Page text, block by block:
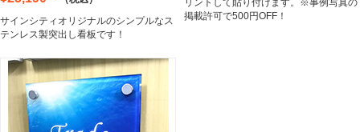
サインシティオリジナルのシンプルなス
テンレス製突出し看板です！
リントして貼り付けます。※事例写真の
掲載許可で500円OFF！